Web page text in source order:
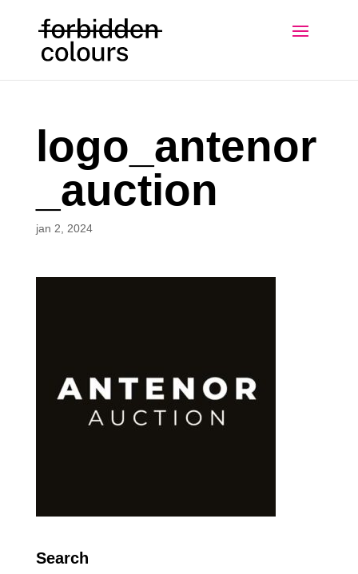
logo_antenor
_auction
jan 2, 2024
Search